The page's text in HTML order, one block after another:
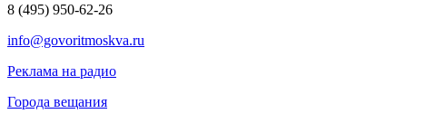
8 (495) 950-62-26
info@govoritmoskva.ru
Реклама на радио
Города вещания